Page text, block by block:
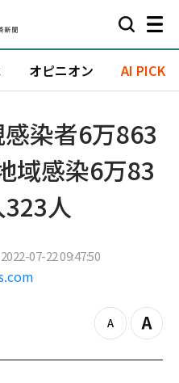
オピニオン AI PICK
染者6万863
域感染6万83
人
07-22 09:47:50
z
o
Z
o